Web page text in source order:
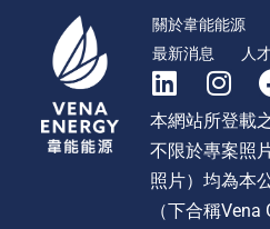
關於韋能能源
最新消息
人
本網站所登載
不限於專案照
照片）均為本
（下合稱